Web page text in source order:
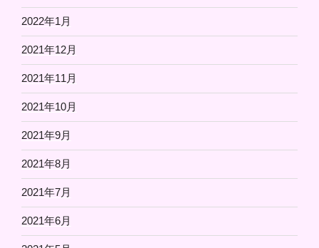
2022年1月
2021年12月
2021年11月
2021年10月
2021年9月
2021年8月
2021年7月
2021年6月